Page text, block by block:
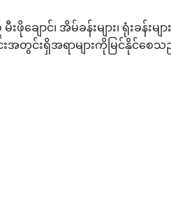
ောင်၊ အိမ်ခန်းများ၊ ရုံးခန်းမ
းအတွင်းရှိအရာများကိုမြင်နိုင်စေသ